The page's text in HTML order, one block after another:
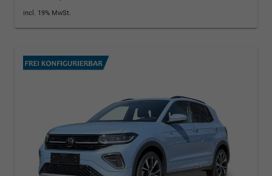
incl. 19% MwSt.